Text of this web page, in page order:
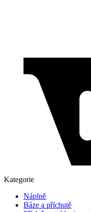
Kategorie
Náplně
Báze a příchutě